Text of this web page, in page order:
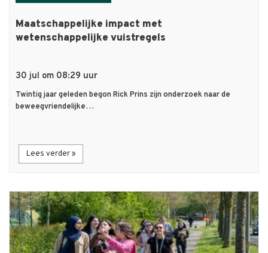
Maatschappelijke impact met
wetenschappelijke vuistregels
30 jul om 08:29 uur
Twintig jaar geleden begon Rick Prins zijn onderzoek naar de
beweegvriendelijke…
Lees verder »